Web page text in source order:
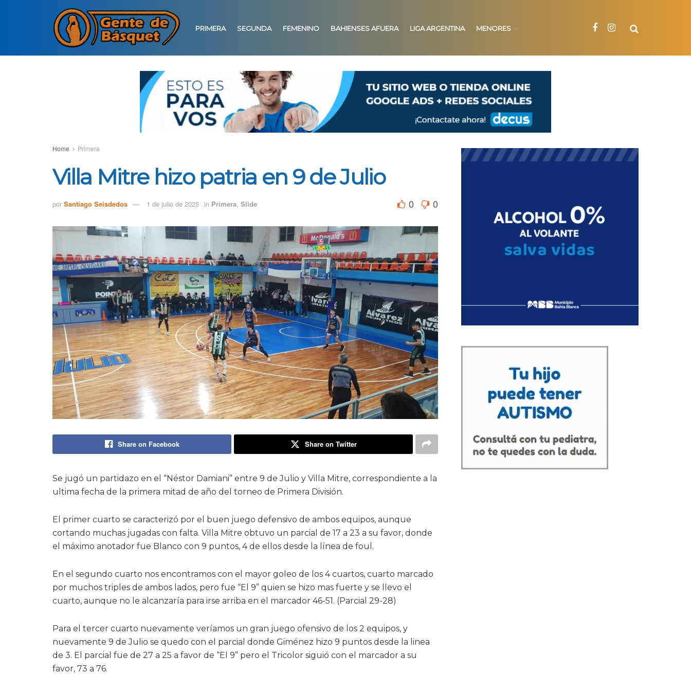
PRIMERA SEGUNDA FEMENINO BAHIENSES AFUERA LIGA ARGENTINA MENORES
Home Primera
Villa Mitre hizo patria en 9 de Julio
por Santiago Seisdedos 1 de julio de 2025 in Primera, Slide 0 0
Share on Facebook Share on Twitter
Se jugó un partidazo en el “Néstor Damiani” entre 9 de Julio y Villa Mitre, correspondiente a la
ultima fecha de la primera mitad de año del torneo de Primera División.
El primer cuarto se caracterizó por el buen juego defensivo de ambos equipos, aunque
cortando muchas jugadas con falta. Villa Mitre obtuvo un parcial de 17 a 23 a su favor, donde
el máximo anotador fue Blanco con 9 puntos, 4 de ellos desde la línea de foul.
En el segundo cuarto nos encontramos con el mayor goleo de los 4 cuartos, cuarto marcado
por muchos triples de ambos lados, pero fue “El 9” quien se hizo mas fuerte y se llevo el
cuarto, aunque no le alcanzaría para irse arriba en el marcador 46-51. (Parcial 29-28)
Para el tercer cuarto nuevamente veríamos un gran juego ofensivo de los 2 equipos, y
nuevamente 9 de Julio se quedo con el parcial donde Giménez hizo 9 puntos desde la linea
de 3. El parcial fue de 27 a 25 a favor de “El 9” pero el Tricolor siguió con el marcador a su
favor, 73 a 76.